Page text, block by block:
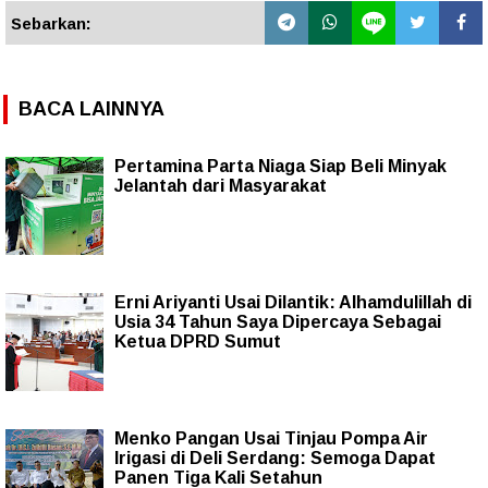
Sebarkan:
BACA LAINNYA
Pertamina Parta Niaga Siap Beli Minyak
Jelantah dari Masyarakat
Erni Ariyanti Usai Dilantik: Alhamdulillah di
Usia 34 Tahun Saya Dipercaya Sebagai
Ketua DPRD Sumut
Menko Pangan Usai Tinjau Pompa Air
Irigasi di Deli Serdang: Semoga Dapat
Panen Tiga Kali Setahun